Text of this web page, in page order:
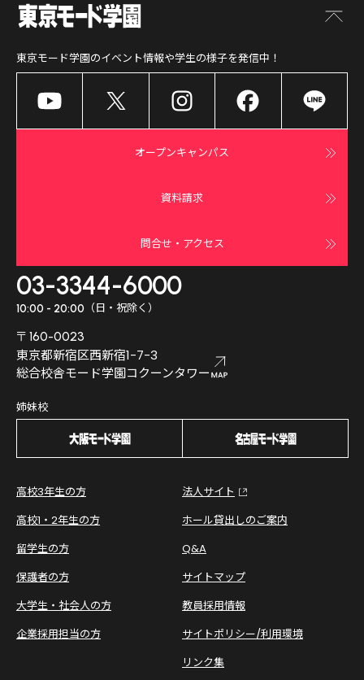
東京モード学園のイベント情報や学生の様子を発信中！
オープンキャンパス
資料請求
問合せ・アクセス
03-3344-6000
10:00 - 20:00 （日・祝除く）
〒160-0023
東京都新宿区西新宿1-7-3
総合校舎モード学園コクーンタワー
姉妹校
高校3年生の方
高校1・2年生の方
留学生の方
保護者の方
大学生・社会人の方
企業採用担当の方
法人サイト
ホール貸出しのご案内
Q&A
サイトマップ
教員採用情報
サイトポリシー/利用環境
リンク集